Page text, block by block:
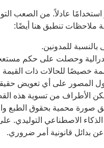
عادلاً. من الصعب
ملاحظات تنطبق هنا أيضًا:
للمدونين.
وحصلت على حكم
خصيصًا للحالات ذات
المصور على أي تعويض
الأطراف من تسوية هذه
محمية بحقوق الطبع
الاصطناعي التوليدي.
عن بدائل قانونية أمر ضروري.